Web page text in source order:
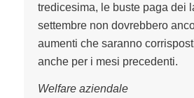
tredicesima, le buste paga dei
settembre non dovrebbero
aumenti che saranno
anche per i mesi precedenti.
Welfare aziendale